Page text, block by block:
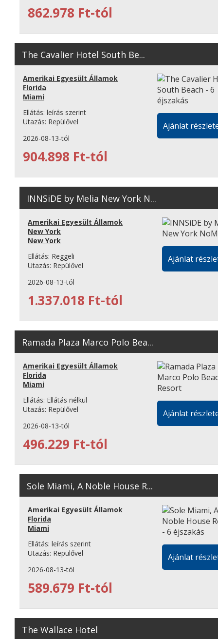
862.978 Ft-tól
The Cavalier Hotel South Be...
Amerikai Egyesült Államok
Florida
Miami
Ellátás: leírás szerint
Utazás: Repülővel
2026-08-13-tól
904.898 Ft-tól
Ajánlat
INNSiDE by Melia New York N...
Amerikai Egyesült Államok
New York
New York
Ellátás: Reggeli
Utazás: Repülővel
2026-08-13-tól
1.337.018 Ft-tól
Ajánlat
Ramada Plaza Marco Polo Bea...
Amerikai Egyesült Államok
Florida
Miami
Ellátás: Ellátás nélkül
Utazás: Repülővel
2026-08-13-tól
496.229 Ft-tól
Ajánlat
Sole Miami, A Noble House R...
Amerikai Egyesült Államok
Florida
Miami
Ellátás: leírás szerint
Utazás: Repülővel
2026-08-13-tól
589.679 Ft-tól
Ajánlat
The Wallace Hotel